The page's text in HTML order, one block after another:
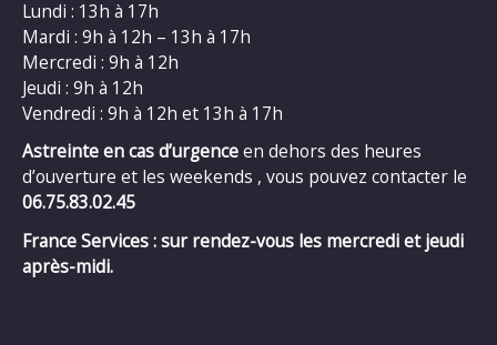
Lundi : 13h à 17h
Mardi : 9h à 12h – 13h à 17h
Mercredi : 9h à 12h
Jeudi : 9h à 12h
Vendredi : 9h à 12h et 13h à 17h
Astreinte en cas d’urgenceen dehors des heures
d’ouverture et les weekends , vous pouvez contacter le
06.75.83.02.45
France Services : sur rendez-vous les mercredi et jeudi
après-midi.